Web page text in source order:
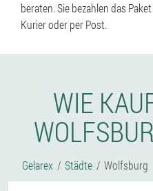
beraten. Sie bezahlen das
Kurier oder per Post.
WIE
Gelarex Städte Wolfsburg